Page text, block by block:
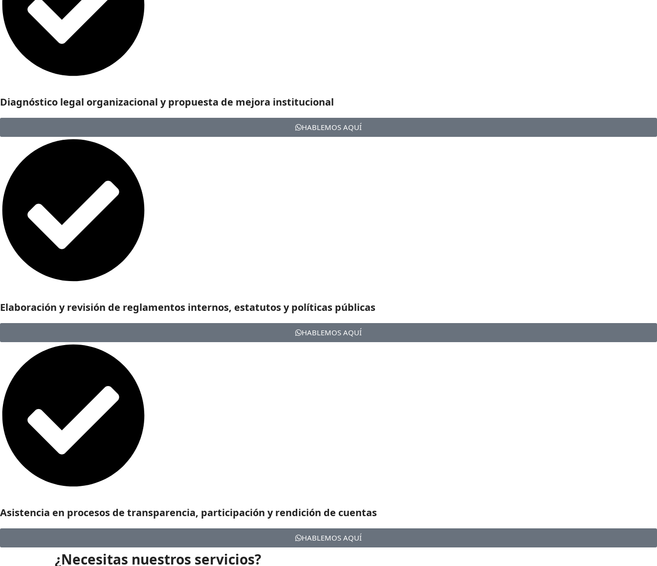
Diagnóstico legal organizacional y propuesta de mejora institucional
HABLEMOS AQUÍ
Elaboración y revisión de reglamentos internos, estatutos y políticas públicas
HABLEMOS AQUÍ
Asistencia en procesos de transparencia, participación y rendición de cuentas
HABLEMOS AQUÍ
¿Necesitas nuestros servicios?